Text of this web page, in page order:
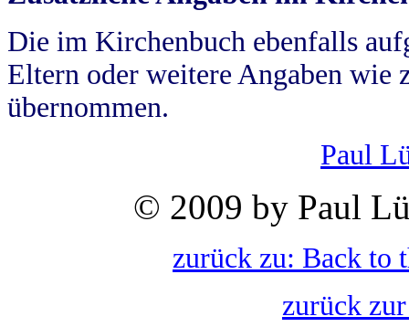
Die im Kirchenbuch ebenfalls
Eltern oder weitere Angaben wie
übernommen.
Paul
© 2009 by Paul
zurück zu: Back to
zurück